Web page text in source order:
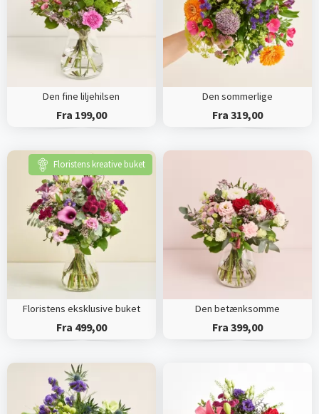
Den fine liljehilsen
Fra 199,00
Den sommerlige
Fra 319,00
Floristens kreative buket
Floristens eksklusive buket
Fra 499,00
Den betænksomme
Fra 399,00